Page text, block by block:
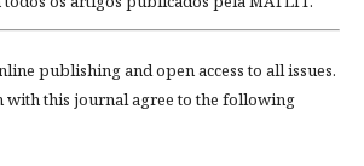
publishing and open access to all issues.
this journal agree to the following